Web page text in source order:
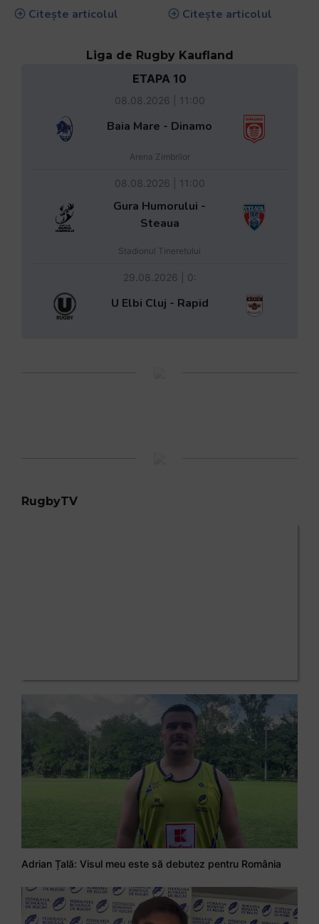
Citește articolul
Citește articolul
Liga de Rugby Kaufland
ETAPA 10
08.08.2026 | 11:00
Baia Mare - Dinamo
Arena Zimbrilor
08.08.2026 | 11:00
Gura Humorului -
Steaua
Stadionul Tineretului
29.08.2026 | 0:
U Elbi Cluj - Rapid
RugbyTV
Adrian Țală: Visul meu este să debutez pentru România